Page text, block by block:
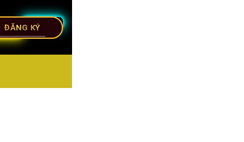
ĐĂNG KÝ